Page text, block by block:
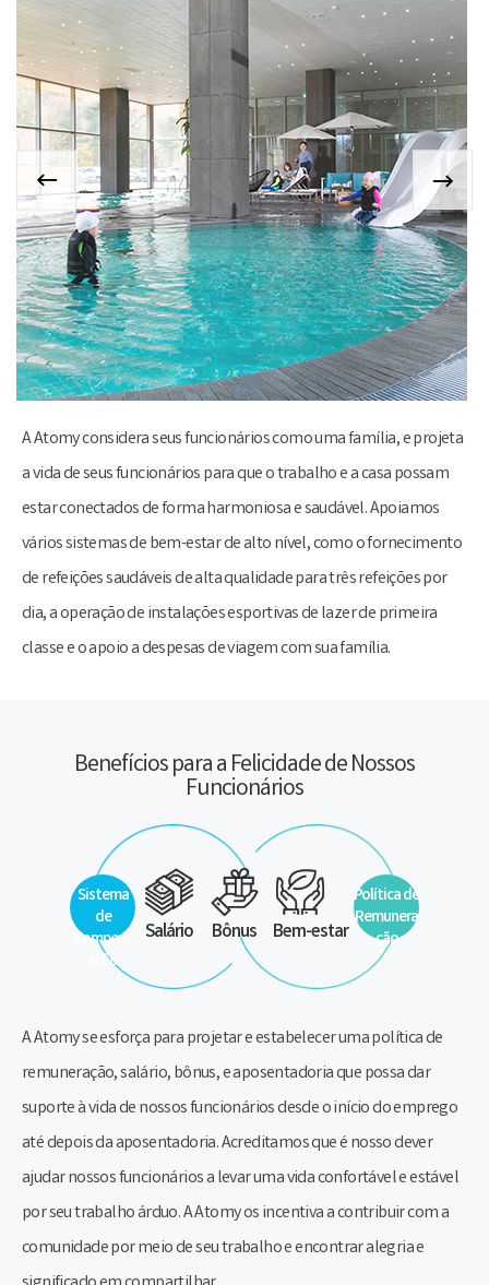
r
e
v
i
o
u
s
x
t
A Atomy considera seus funcionários como uma família, e projeta
a vida de seus funcionários para que o trabalho e a casa possam
estar conectados de forma harmoniosa e saudável. Apoiamos
vários sistemas de bem-estar de alto nível, como o fornecimento
de refeições saudáveis ​​de alta qualidade para três refeições por
dia, a operação de instalações esportivas de lazer de primeira
classe e o apoio a despesas de viagem com sua família.
Benefícios para a Felicidade de Nossos
Funcionários
Sistema
de
Compens
ação
Salário Bônus Bem-estar
Política de
Remunera
ção
A Atomy se esforça para projetar e estabelecer uma política de
remuneração, salário, bônus, e aposentadoria que possa dar
suporte à vida de nossos funcionários desde o início do emprego
até depois da aposentadoria. Acreditamos que é nosso dever
ajudar nossos funcionários a levar uma vida confortável e estável
por seu trabalho árduo. A Atomy os incentiva a contribuir com a
comunidade por meio de seu trabalho e encontrar alegria e